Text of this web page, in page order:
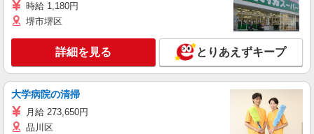
時給 1,180円
堺市堺区
詳細を見る とりあえずキープ
大学病院の清掃
月給 273,650円
品川区